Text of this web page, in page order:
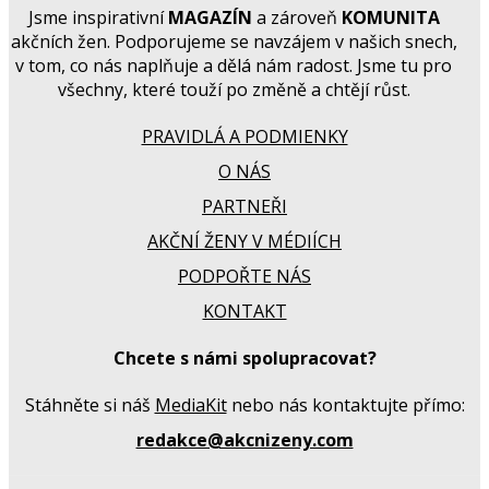
Jsme inspirativníMAGAZÍN a zároveň KOMUNITA
akčních žen. Podporujeme se navzájem v našich snech,
v tom, co nás naplňuje a dělá nám radost. Jsme tu pro
všechny, které touží po změně a chtějí růst.
PRAVIDLÁ A PODMIENKY
O NÁS
PARTNEŘI
AKČNÍ ŽENY V MÉDIÍCH
PODPOŘTE NÁS
KONTAKT
Chcete s námi spolupracovat?
Stáhněte si náš MediaKitnebo nás kontaktujte přímo:
redakce@akcnizeny.com